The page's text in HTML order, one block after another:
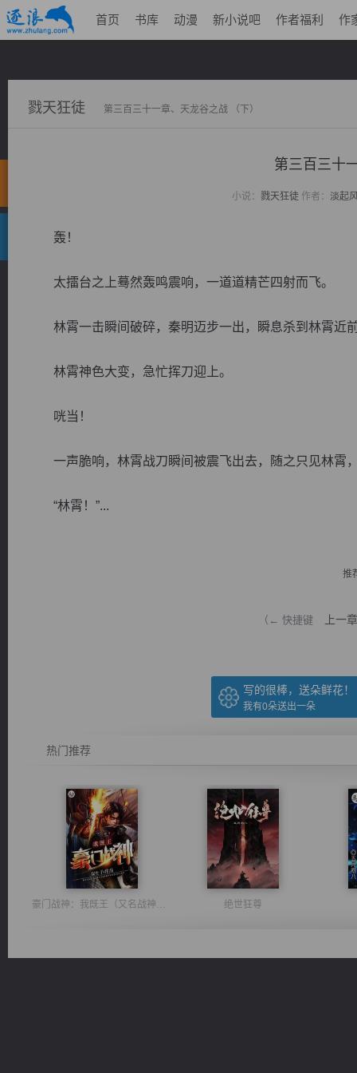
首页 书库 动漫 新小说吧 作者福利 作
戮天狂徒 第三百三十一章、天龙谷之战 （下）
第三百三十
小说： 戮天狂徒作者： 淡起
轰！
太擂台之上蓦然轰鸣震响，一道道精芒四射而飞。
林霄一击瞬间破碎，秦明迈步一出，瞬息杀到林霄近
林霄神色大变，急忙挥刀迎上。
咣当！
一声脆响，林霄战刀瞬间被震飞出去，随之只见林霄
“林霄！”...
推
（← 快捷键 上一章
写的很棒，送朵鲜花！
我有0朵送出一朵
热门推荐
豪门战神：我既王（又名战神归来不败神婿修罗战神） 绝世狂尊